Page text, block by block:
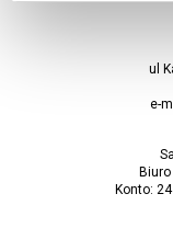
ul
e-
Biuro
Konto: